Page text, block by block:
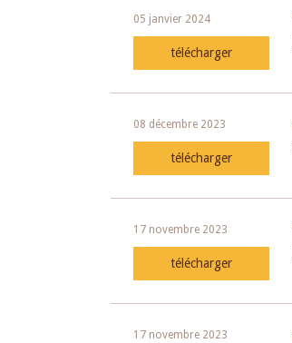
05 janvier 2024
télécharger
08 décembre 2023
télécharger
17 novembre 2023
télécharger
17 novembre 2023